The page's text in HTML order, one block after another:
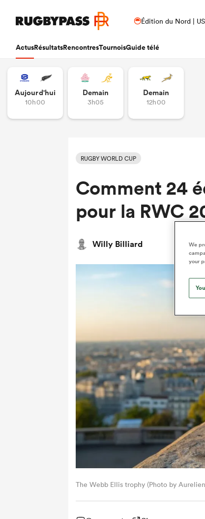
Édition du Nord | US
ActusRésultatsRencontresTournoisGuide télé
Aujourd'hui
10h00
Demain
3h05
Demain
12h00
RUGBY WORLD CUP
Comment 24
pour la RWC
Willy Billiard
The Webb Ellis trophy (Photo by
We
your